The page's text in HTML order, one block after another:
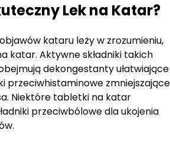
Lek na Katar?
kataru leży w zrozumieniu,
katar. Aktywne składniki takich
dekongestanty ułatwiające
przeciwhistaminowe zmniejszające
Niektóre tabletki na katar
przeciwbólowe dla ukojenia